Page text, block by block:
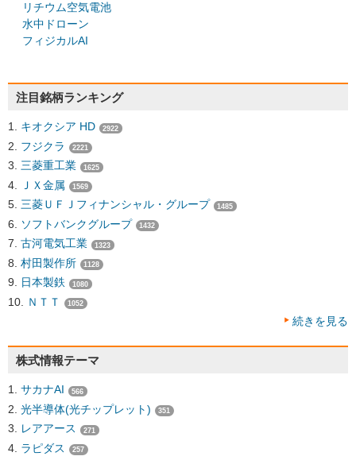
リチウム空気電池
水中ドローン
フィジカルAI
注目銘柄ランキング
キオクシア HD 2922
フジクラ 2221
三菱重工業 1625
ＪＸ金属 1569
三菱ＵＦＪフィナンシャル・グループ 1485
ソフトバンクグループ 1432
古河電気工業 1323
村田製作所 1128
日本製鉄 1080
ＮＴＴ 1052
続きを見る
株式情報テーマ
サカナAI 566
光半導体(光チップレット) 351
レアアース 271
ラピダス 257